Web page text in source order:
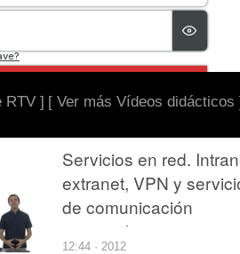
RTV ] [ Ver más Vídeos didácticos
Servicios en red.
extranet, VPN y
de comunicación
personal
12:44 · 2012